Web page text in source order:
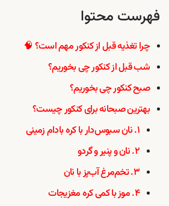
فهرست محتوا
چرا تغذیه قبل از کنکور مهم است؟ 🧠
شب قبل از کنکور چی بخوریم؟
صبح کنکور چی بخوریم؟
بهترین صبحانه برای کنکور چیست؟
۱. نان سبوس‌دار با کره بادام زمینی
۲. نان و پنیر و گردو
۳. تخم‌مرغ آب‌پز با نان
۴. موز با کمی کره مغزیجات